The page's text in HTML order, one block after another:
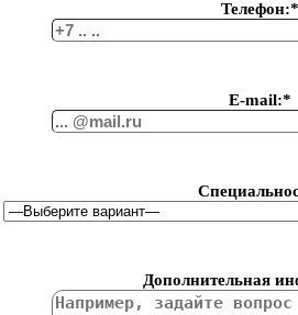
Телефон:*
Е-mail:*
Дополнительная